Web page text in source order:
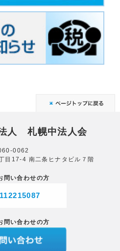
人 札幌中法人会
0062
目17-4 南二条ヒナタビル７階
問い合わせの方
問い合わせの方